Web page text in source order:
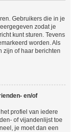
Gebruikers die in je
zodat je
kunt sturen. Tevens
worden. Als
zijn of haar berichten
en/of
profiel van iedere
of vijandenlijst toe
je moet dan een